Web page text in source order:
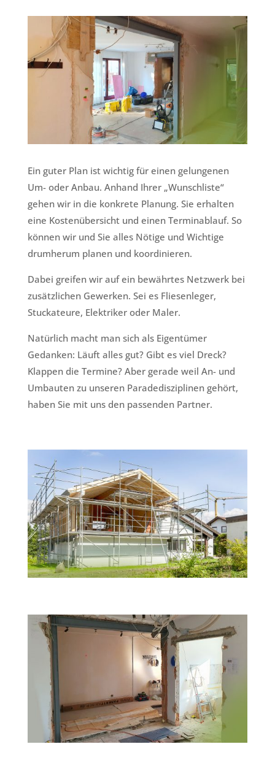
Ein guter Plan ist wichtig für einen gelungenen
Um- oder Anbau. Anhand Ihrer „Wunschliste“
gehen wir in die konkrete Planung. Sie erhalten
eine Kostenübersicht und einen Terminablauf. So
können wir und Sie alles Nötige und Wichtige
drumherum planen und koordinieren.
Dabei greifen wir auf ein bewährtes Netzwerk bei
zusätzlichen Gewerken. Sei es Fliesenleger,
Stuckateure, Elektriker oder Maler.
Natürlich macht man sich als Eigentümer
Gedanken: Läuft alles gut? Gibt es viel Dreck?
Klappen die Termine? Aber gerade weil An- und
Umbauten zu unseren Paradedisziplinen gehört,
haben Sie mit uns den passenden Partner.